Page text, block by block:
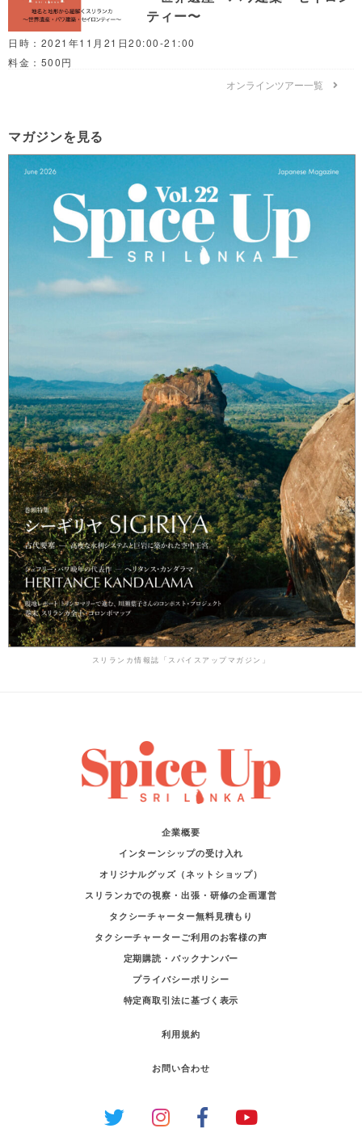
ティー〜
日時：2021年11月21日20:00-21:00
料金：500円
オンラインツアー一覧
マガジンを見る
スリランカ情報誌「スパイスアップマガジン」
企業概要
インターンシップの受け入れ
オリジナルグッズ（ネットショップ）
スリランカでの視察・出張・研修の企画運営
タクシーチャーター無料見積もり
タクシーチャーターご利用のお客様の声
定期購読・バックナンバー
プライバシーポリシー
特定商取引法に基づく表示
利用規約
お問い合わせ